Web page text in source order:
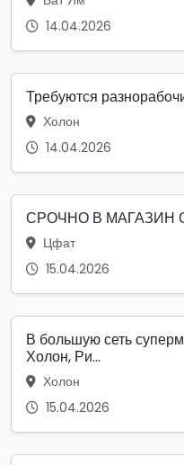
14.04.2026
Требуются
Холон
14.04.2026
СРОЧНО В МАГАЗИН
Цфат
15.04.2026
В большую сеть
Холон, Ри...
Холон
15.04.2026